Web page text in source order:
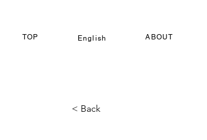
TOP English ABOUT
< Back